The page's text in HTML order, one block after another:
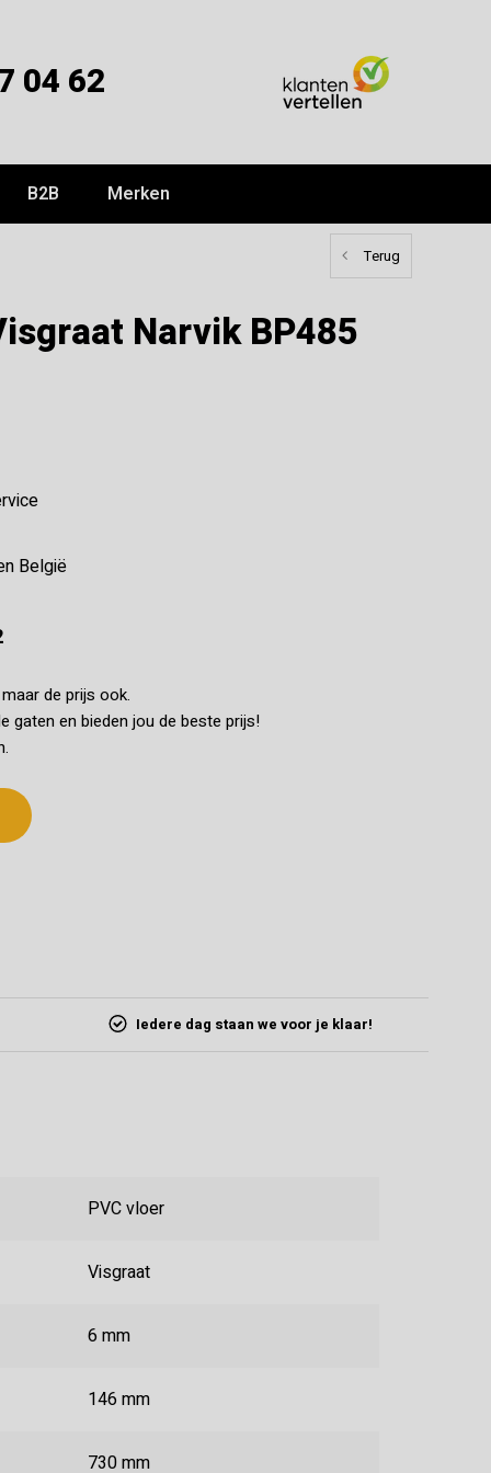
04 62
B2B Merken
Terug
Narvik BP485
België
de prijs ook.
gaten en bieden jou de beste prijs!
Iedere dag staan we voor je klaar!
PVC vloer
Visgraat
6 mm
146 mm
730 mm